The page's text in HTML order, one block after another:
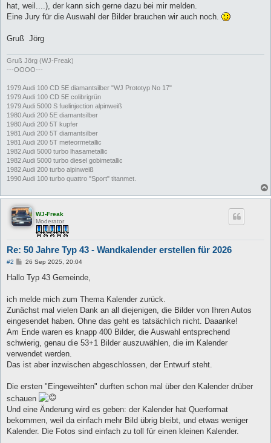
hat, weil....), der kann sich gerne dazu bei mir melden.
Eine Jury für die Auswahl der Bilder brauchen wir auch noch.
Gruß Jörg
Gruß Jörg (WJ-Freak)
---OOOO---
1979 Audi 100 CD 5E diamantsilber "WJ Prototyp No 17"
1979 Audi 100 CD 5E colibrigrün
1979 Audi 5000 S fuelinjection alpinweiß
1980 Audi 200 5E diamantsilber
1980 Audi 200 5T kupfer
1981 Audi 200 5T diamantsilber
1981 Audi 200 5T meteormetallic
1982 Audi 5000 turbo lhasametallic
1982 Audi 5000 turbo diesel gobimetallic
1982 Audi 200 turbo alpinweiß
1990 Audi 100 turbo quattro "Sport" titanmet.
WJ-Freak
Moderator
Re: 50 Jahre Typ 43 - Wandkalender erstellen für 2026
#2
B
i
a
26 Sep 2025, 20:04
Hallo Typ 43 Gemeinde,
ich melde mich zum Thema Kalender zurück.
Zunächst mal vielen Dank an all diejenigen, die Bilder von Ihren Autos
eingesendet haben. Ohne das geht es tatsächlich nicht. Daaanke!
Am Ende waren es knapp 400 Bilder, die Auswahl entsprechend
schwierig, genau die 53+1 Bilder auszuwählen, die im Kalender
verwendet werden.
Das ist aber inzwischen abgeschlossen, der Entwurf steht.
Die ersten "Eingeweihten" durften schon mal über den Kalender drüber
schauen
Und eine Änderung wird es geben: der Kalender hat Querformat
bekommen, weil da einfach mehr Bild übrig bleibt, und etwas weniger
Kalender. Die Fotos sind einfach zu toll für einen kleinen Kalender.